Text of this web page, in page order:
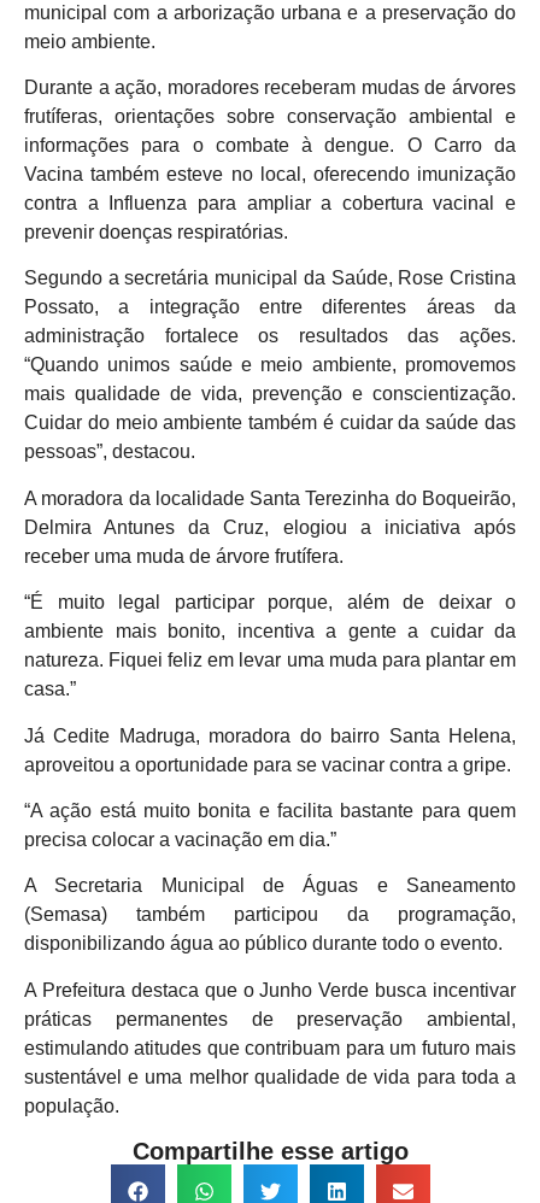
municipal com a arborização urbana e a preservação do
meio ambiente.
Durante a ação, moradores receberam mudas de árvores
frutíferas, orientações sobre conservação ambiental e
informações para o combate à dengue. O Carro da
Vacina também esteve no local, oferecendo imunização
contra a Influenza para ampliar a cobertura vacinal e
prevenir doenças respiratórias.
Segundo a secretária municipal da Saúde, Rose Cristina
Possato, a integração entre diferentes áreas da
administração fortalece os resultados das ações.
“Quando unimos saúde e meio ambiente, promovemos
mais qualidade de vida, prevenção e conscientização.
Cuidar do meio ambiente também é cuidar da saúde das
pessoas”, destacou.
A moradora da localidade Santa Terezinha do Boqueirão,
Delmira Antunes da Cruz, elogiou a iniciativa após
receber uma muda de árvore frutífera.
“É muito legal participar porque, além de deixar o
ambiente mais bonito, incentiva a gente a cuidar da
natureza. Fiquei feliz em levar uma muda para plantar em
casa.”
Já Cedite Madruga, moradora do bairro Santa Helena,
aproveitou a oportunidade para se vacinar contra a gripe.
“A ação está muito bonita e facilita bastante para quem
precisa colocar a vacinação em dia.”
A Secretaria Municipal de Águas e Saneamento
(Semasa) também participou da programação,
disponibilizando água ao público durante todo o evento.
A Prefeitura destaca que o Junho Verde busca incentivar
práticas permanentes de preservação ambiental,
estimulando atitudes que contribuam para um futuro mais
sustentável e uma melhor qualidade de vida para toda a
população.
Compartilhe esse artigo